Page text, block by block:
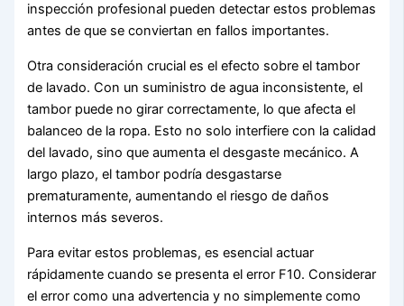
inspección profesional pueden detectar estos problemas
antes de que se conviertan en fallos importantes.
Otra consideración crucial es el efecto sobre el tambor
de lavado. Con un suministro de agua inconsistente, el
tambor puede no girar correctamente, lo que afecta el
balanceo de la ropa. Esto no solo interfiere con la calidad
del lavado, sino que aumenta el desgaste mecánico. A
largo plazo, el tambor podría desgastarse
prematuramente, aumentando el riesgo de daños
internos más severos.
Para evitar estos problemas, es esencial actuar
rápidamente cuando se presenta el error F10. Considerar
el error como una advertencia y no simplemente como